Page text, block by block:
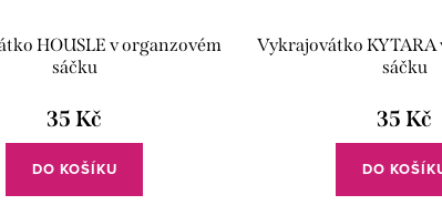
HOUSLE v organzovém
sáčku
35 Kč
DO KOŠÍKU
Vykrajovátko KYTARA
sáčku
35 Kč
DO